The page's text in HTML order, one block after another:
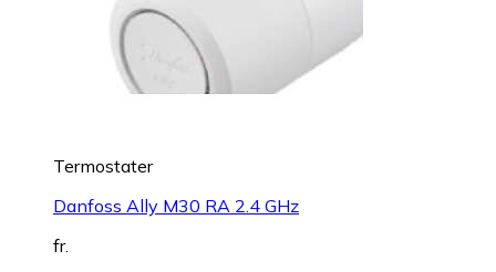
Termostater
Danfoss Ally M30 RA 2.4 GHz
fr.